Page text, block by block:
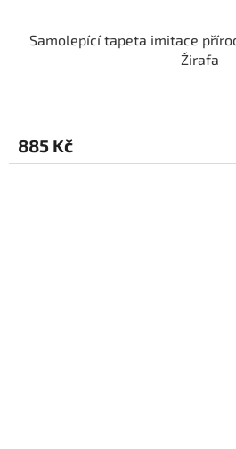
Samolepící tapeta imitace
Žirafa
885 Kč